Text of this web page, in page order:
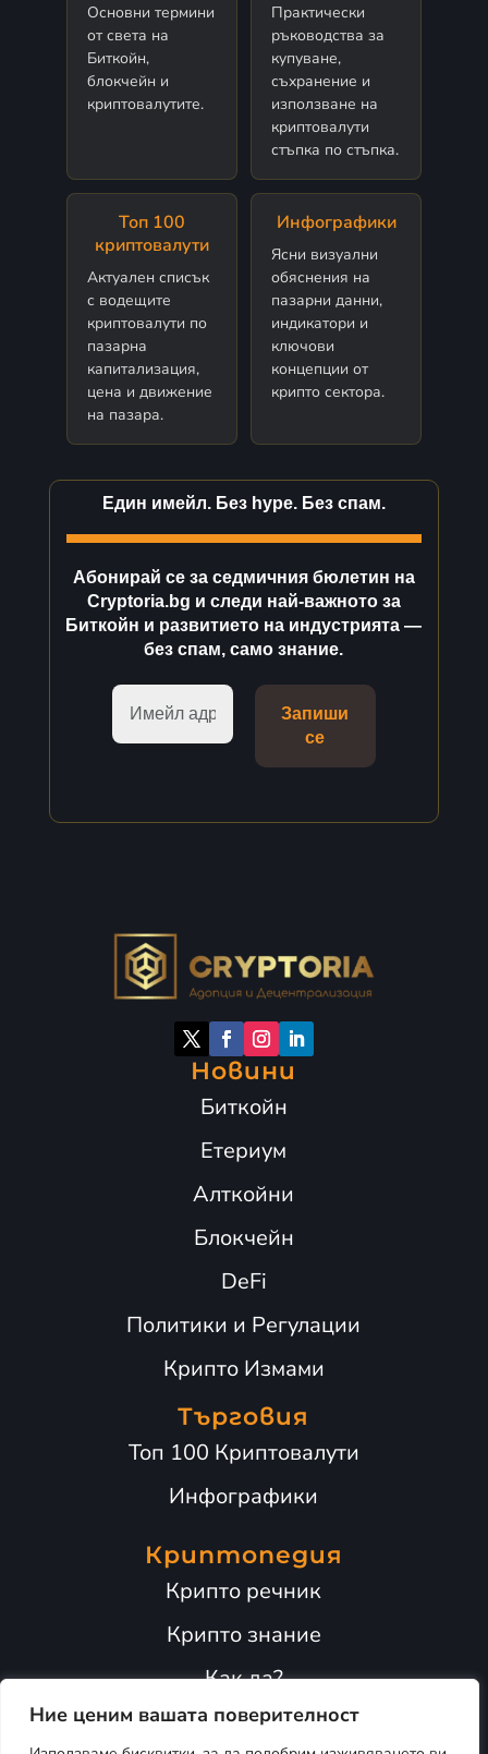
Ние ценим вашата поверителност
Основни термини
от света на
Биткойн,
блокчейн и
криптовалутите.
Практически
ръководства за
купуване,
съхранение и
използване на
криптовалути
стъпка по стъпка.
Топ 100
криптовалути
Актуален списък
с водещите
криптовалути по
пазарна
капитализация,
цена и движение
на пазара.
Инфографики
Ясни визуални
обяснения на
пазарни данни,
индикатори и
ключови
концепции от
крипто сектора.
Един имейл. Без hype. Без спам.
Абонирай се за седмичния бюлетин на
Cryptoria.bg и следи най-важното за
Биткойн и развитието на индустрията —
без спам, само знание.
Новини
Биткойн
Етериум
Алткойни
Блокчейн
DeFi
Политики и Регулации
Крипто Измами
Търговия
Топ 100 Криптовалути
Инфографики
Криптопедия
Крипто речник
Крипто знание
Как да?
Адопция